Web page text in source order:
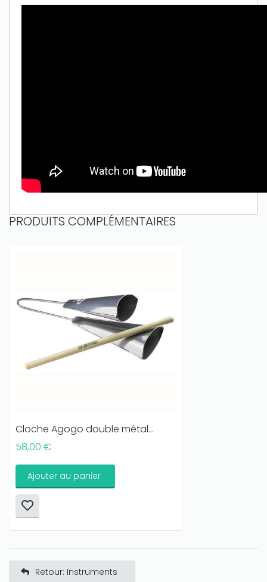
PRODUITS COMPLÉMENTAIRES
Cloche Agogo double métal...
58,00 €
Ajouter au panier
Retour: Instruments